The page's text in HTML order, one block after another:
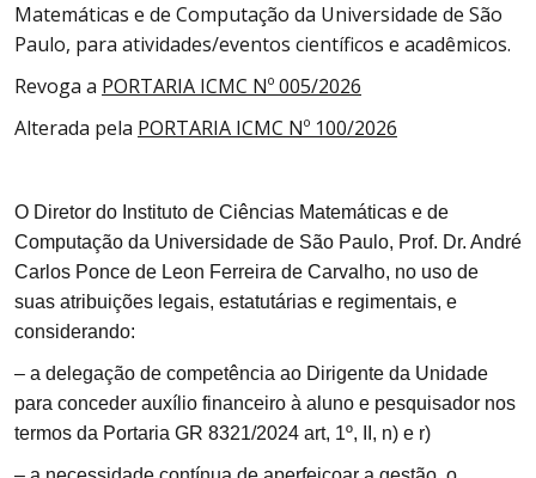
Matemáticas e de Computação da Universidade de São
Paulo, para atividades/eventos científicos e acadêmicos.
Revoga a PORTARIA ICMC Nº 005/2026
Alterada pela PORTARIA ICMC Nº 100/2026
O Diretor do Instituto de Ciências Matemáticas e de
Computação da Universidade de São Paulo, Prof. Dr. André
Carlos Ponce de Leon Ferreira de Carvalho, no uso de
suas atribuições legais, estatutárias e regimentais, e
considerando:
– a delegação de competência ao Dirigente da Unidade
para conceder auxílio financeiro à aluno e pesquisador nos
termos da Portaria GR 8321/2024 art, 1º, II, n) e r)